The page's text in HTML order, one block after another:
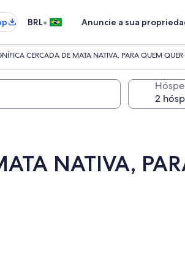
BRL• Anuncie a sua
CERCADA DE MATA NATIVA, PARA QUEM
NATIVA,